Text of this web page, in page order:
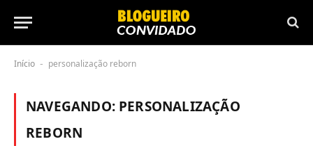
Início - personalização reborn
NAVEGANDO: PERSONALIZAÇÃO
REBORN